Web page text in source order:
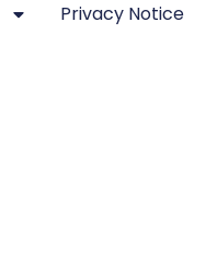
Privacy Notice